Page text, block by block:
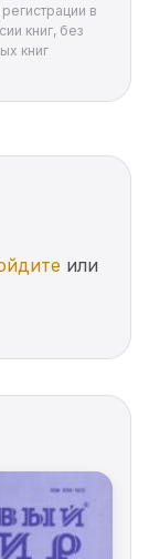
в
книг, без
книг
или